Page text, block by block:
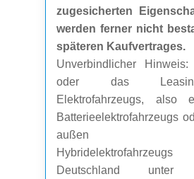
zugesicherten
werden ferner nicht
späteren Kaufvertrages.
Unverbindlicher
oder das
Elektrofahrzeugs, also
Batterieelektrofahrzeugs
außen
Deutschland unter